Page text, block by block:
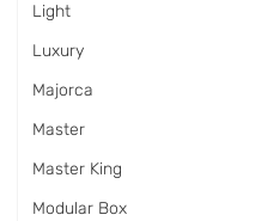
Light
Luxury
Majorca
Master
Master King
Modular Box